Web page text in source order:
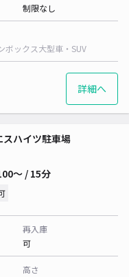
制限なし
ボックス大型車・SUV
詳細へ
ハイツ駐車場
〜 / 15分
再入庫
可
高さ